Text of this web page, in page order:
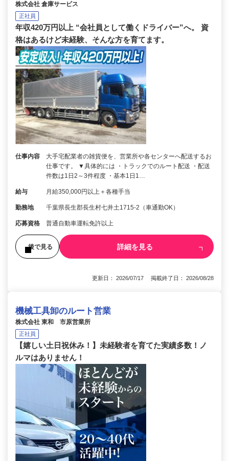
株式会社 倉庫サービス
正社員
年収420万円以上 “会社員として働くドライバー”へ。 資
格はあるけど未経験、そんな方を育てます。
仕事内容
大手宅配業者の雑貨便を、営業所や各センターへ配送するお
仕事です。 ▼具体的には ・トラックでのルート配送 ・配送
件数は1日2～3件程度 ・基本1日1…
給与 月給350,000円以上＋各種手当
勤務地 千葉県長生郡長生村七井土1715-2（車通勤OK）
応募資格 普通自動車運転免許以上
後で見る 詳細を見る
更新日： 2026/07/17 掲載終了日： 2026/08/28
機械工具卸のルート営業
株式会社 東和 市原営業所
正社員
【嬉しい土日祝休み！】未経験者を育てた実績多数！ノ
ルマはありません！